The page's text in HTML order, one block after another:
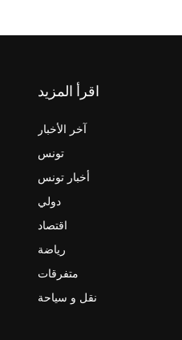
اقرأ المزيد
آخر الأخبار
تونس
أخبار تونس
دولي
اقتصاد
رياضة
متفرقات
نقل و سياحة